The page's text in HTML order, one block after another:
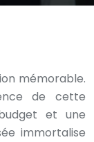
mémorable.
de cette
et une
immortalise